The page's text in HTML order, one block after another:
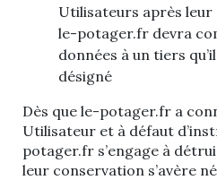
Utilisateurs après
le-potager.fr devra
données à un tiers
désigné
Dès que le-potager.fr a
Utilisateur et à défaut
potager.fr s’engage à
leur conservation s’avère